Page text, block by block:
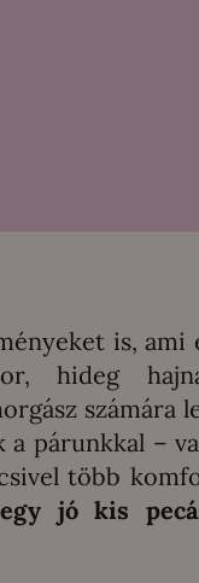
is, ami
hideg
számára
párunkkal –
több
jó kis